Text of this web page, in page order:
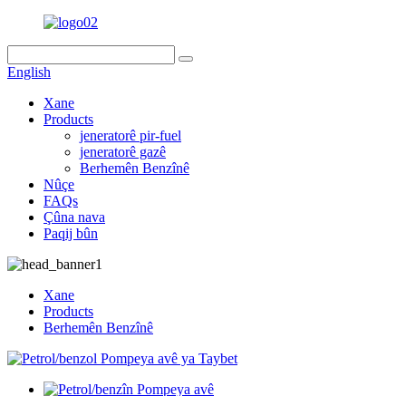
English
Xane
Products
jeneratorê pir-fuel
jeneratorê gazê
Berhemên Benzînê
Nûçe
FAQs
Çûna nava
Paqij bûn
Xane
Products
Berhemên Benzînê